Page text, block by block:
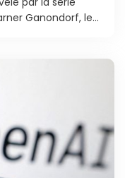
Ganondorf, le...